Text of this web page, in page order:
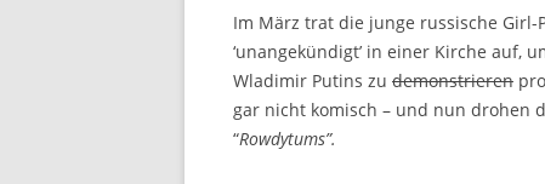
Im März trat die junge russische Girl-
‘unangekündigt’ in einer Kirche auf,
Wladimir Putins zu demonstrieren
gar nicht komisch – und nun drohen
“Rowdytums”.